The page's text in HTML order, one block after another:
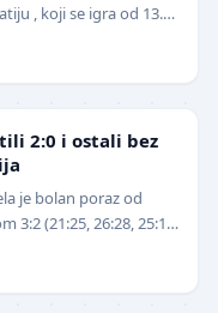
, koji se igra od 13.
2:0 i ostali bez
je bolan poraz od
3:2 (21:25, 26:28, 25:16,